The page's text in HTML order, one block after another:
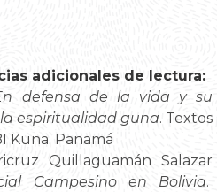
adicionales de lectura:
defensa de la vida y su
espiritualidad guna. Textos
Kuna. Panamá
Quillaguamán Salazar
Campesino en Bolivia.